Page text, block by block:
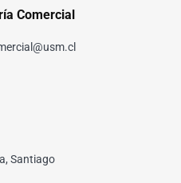
Comercial
Santiago